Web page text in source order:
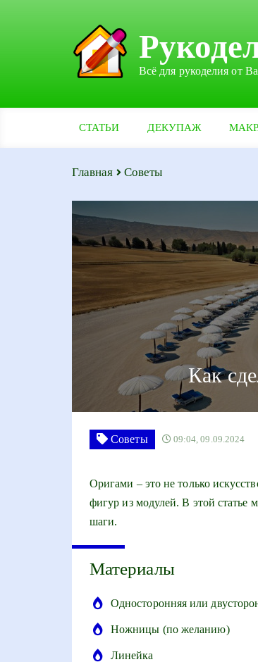
Всё для рукоделия от
СТАТЬИ ДЕКУПАЖ
Главная Советы
Как
Советы 09:04, 09.09.2024
Оригами – это не только
фигур из модулей. В этой статье
шаги.
Материалы
Односторонняя или
Ножницы (по желанию)
Линейка